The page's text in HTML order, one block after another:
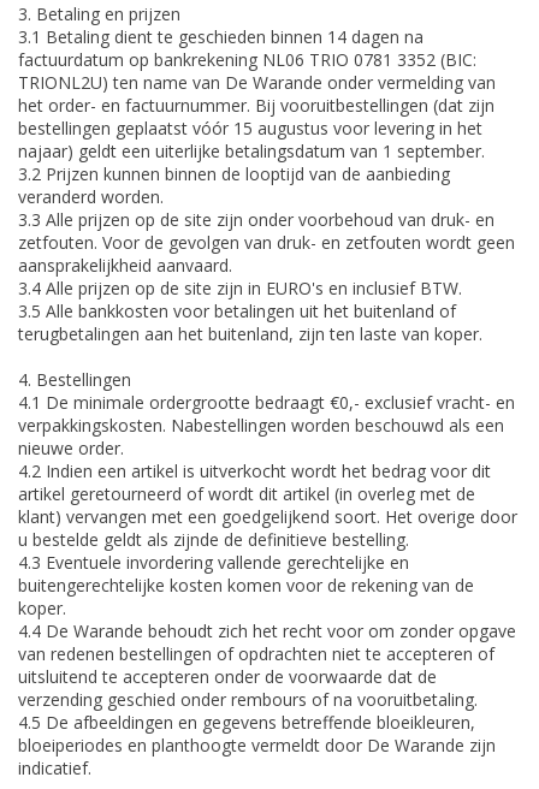
3. Betaling en prijzen
3.1 Betaling dient te geschieden binnen 14 dagen na
factuurdatum op bankrekening NL06 TRIO 0781 3352 (BIC:
TRIONL2U) ten name van De Warande onder vermelding van
het order- en factuurnummer. Bij vooruitbestellingen (dat zijn
bestellingen geplaatst vóór 15 augustus voor levering in het
najaar) geldt een uiterlijke betalingsdatum van 1 september.
3.2 Prijzen kunnen binnen de looptijd van de aanbieding
veranderd worden.
3.3 Alle prijzen op de site zijn onder voorbehoud van druk- en
zetfouten. Voor de gevolgen van druk- en zetfouten wordt geen
aansprakelijkheid aanvaard.
3.4 Alle prijzen op de site zijn in EURO's en inclusief BTW.
3.5 Alle bankkosten voor betalingen uit het buitenland of
terugbetalingen aan het buitenland, zijn ten laste van koper.
4. Bestellingen
4.1 De minimale ordergrootte bedraagt €0,- exclusief vracht- en
verpakkingskosten. Nabestellingen worden beschouwd als een
nieuwe order.
4.2 Indien een artikel is uitverkocht wordt het bedrag voor dit
artikel geretourneerd of wordt dit artikel (in overleg met de
klant) vervangen met een goedgelijkend soort. Het overige door
u bestelde geldt als zijnde de definitieve bestelling.
4.3 Eventuele invordering vallende gerechtelijke en
buitengerechtelijke kosten komen voor de rekening van de
koper.
4.4 De Warande behoudt zich het recht voor om zonder opgave
van redenen bestellingen of opdrachten niet te accepteren of
uitsluitend te accepteren onder de voorwaarde dat de
verzending geschied onder rembours of na vooruitbetaling.
4.5 De afbeeldingen en gegevens betreffende bloeikleuren,
bloeiperiodes en planthoogte vermeldt door De Warande zijn
indicatief.